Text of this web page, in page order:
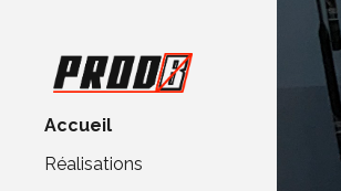
Accueil
Réalisations